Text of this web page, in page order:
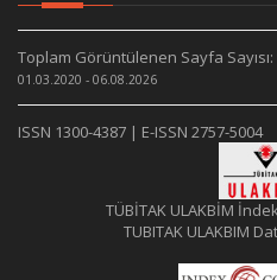
Toplam Görüntülenen Sayfa Sayısı:
01.03.2020 - 06.08.2026
ISSN 1300-4387 | E-ISSN 2757-5004
TÜBİTAK ULAKBİM
TUBITAK ULAKBIM